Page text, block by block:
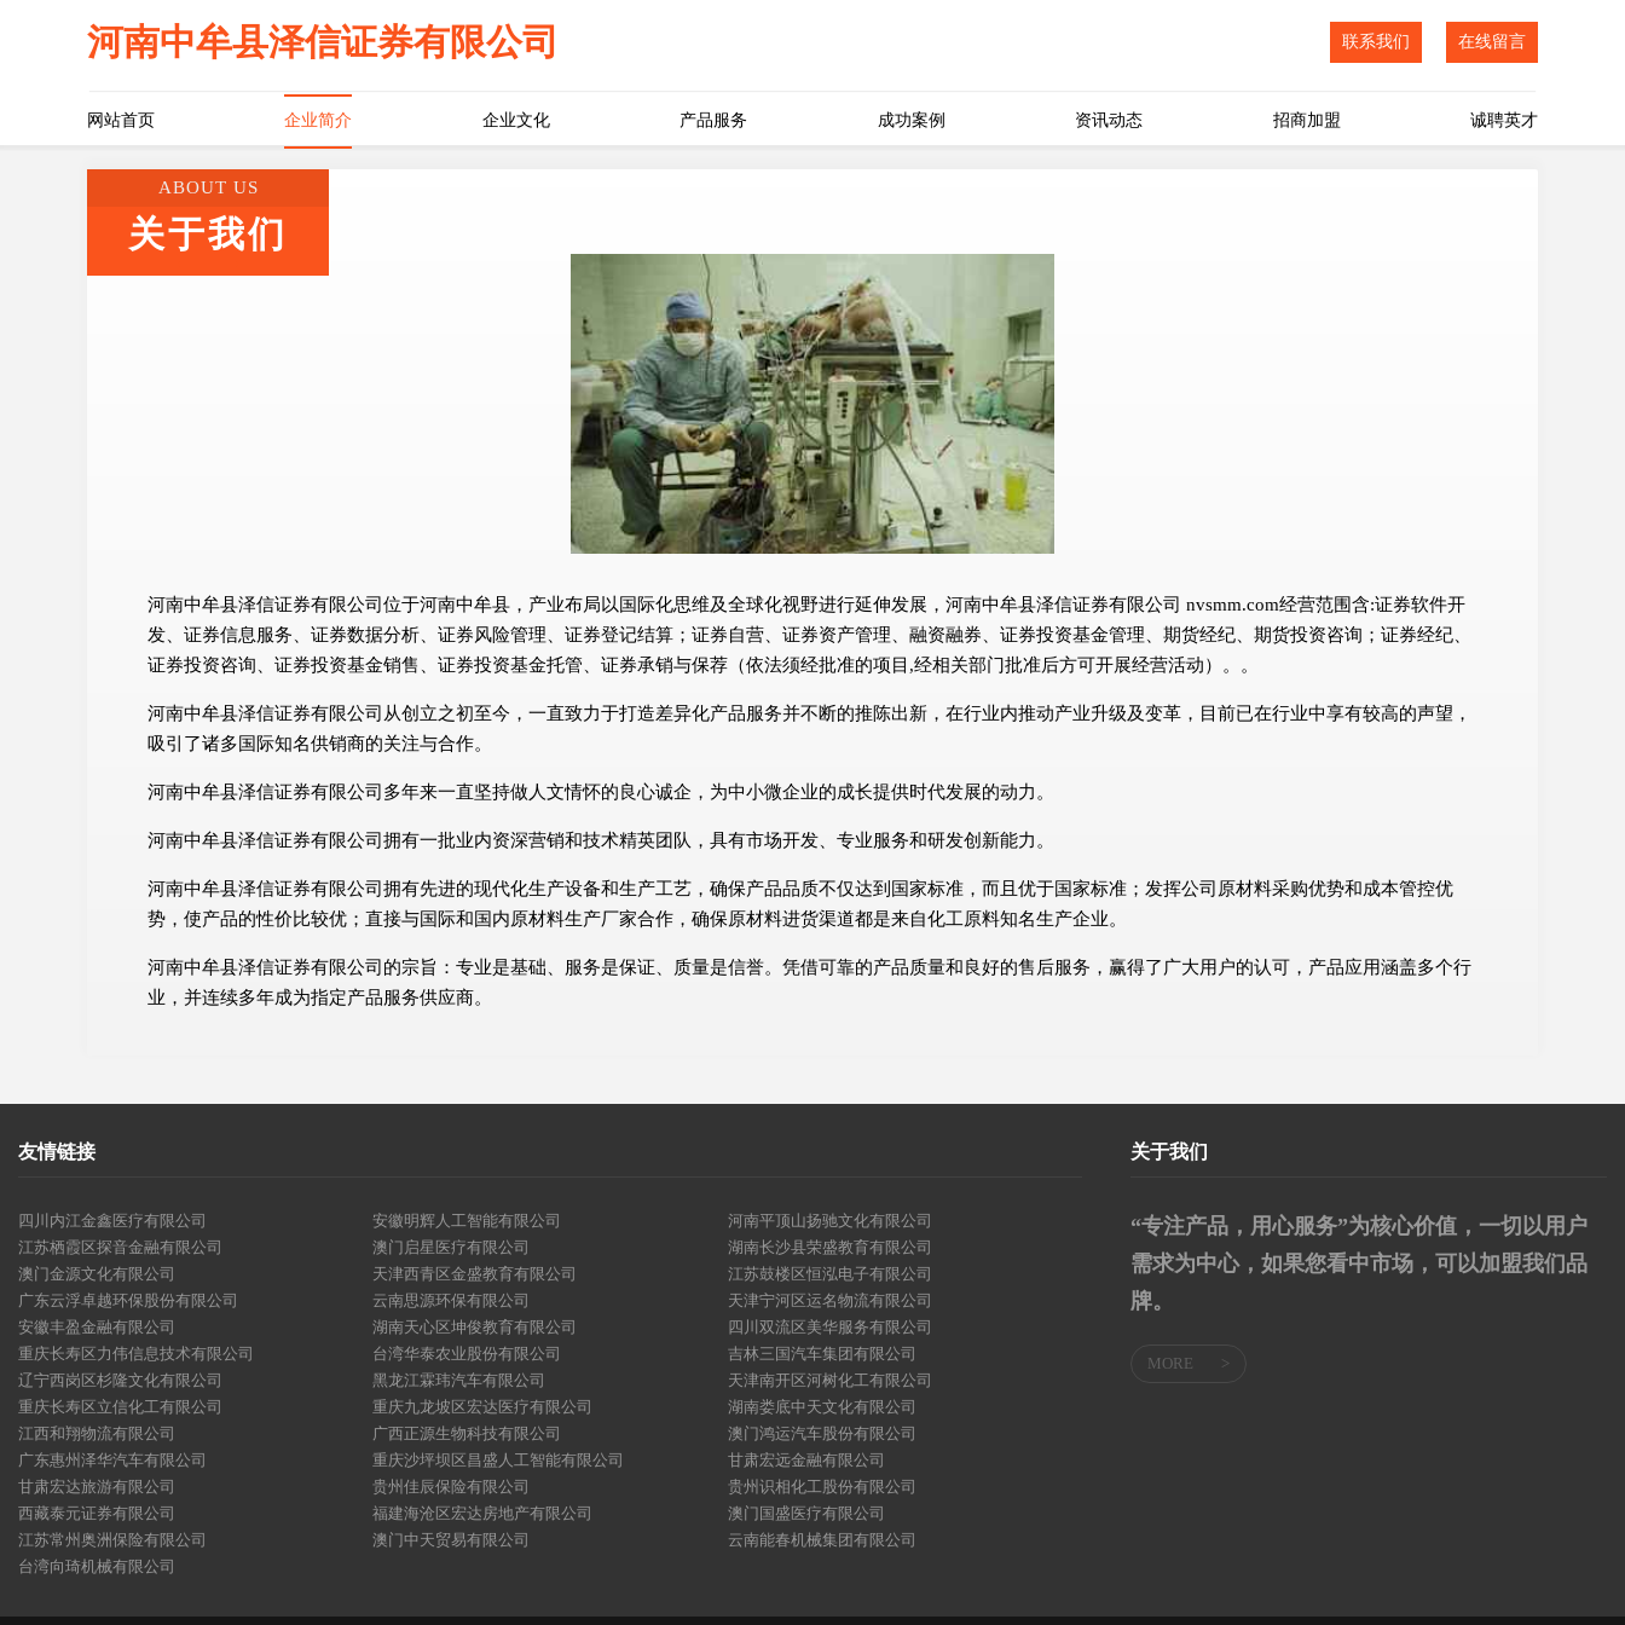
河南中牟县泽信证券有限公司 联系我们 在线留言
网站首页 企业简介 企业文化 产品服务 成功案例 资讯动态 招商加盟 诚聘英才
ABOUT US
关于我们
河南中牟县泽信证券有限公司位于河南中牟县，产业布局以国际化思维及全球化视野进行延伸发展，河南中牟县泽信证券有限公司 nvsmm.com经营范围含:证券软件开
发、证券信息服务、证券数据分析、证券风险管理、证券登记结算；证券自营、证券资产管理、融资融券、证券投资基金管理、期货经纪、期货投资咨询；证券经纪、
证券投资咨询、证券投资基金销售、证券投资基金托管、证券承销与保荐（依法须经批准的项目,经相关部门批准后方可开展经营活动）。。
河南中牟县泽信证券有限公司从创立之初至今，一直致力于打造差异化产品服务并不断的推陈出新，在行业内推动产业升级及变革，目前已在行业中享有较高的声望，
吸引了诸多国际知名供销商的关注与合作。
河南中牟县泽信证券有限公司多年来一直坚持做人文情怀的良心诚企，为中小微企业的成长提供时代发展的动力。
河南中牟县泽信证券有限公司拥有一批业内资深营销和技术精英团队，具有市场开发、专业服务和研发创新能力。
河南中牟县泽信证券有限公司拥有先进的现代化生产设备和生产工艺，确保产品品质不仅达到国家标准，而且优于国家标准；发挥公司原材料采购优势和成本管控优
势，使产品的性价比较优；直接与国际和国内原材料生产厂家合作，确保原材料进货渠道都是来自化工原料知名生产企业。
河南中牟县泽信证券有限公司的宗旨：专业是基础、服务是保证、质量是信誉。凭借可靠的产品质量和良好的售后服务，赢得了广大用户的认可，产品应用涵盖多个行
业，并连续多年成为指定产品服务供应商。
友情链接
四川内江金鑫医疗有限公司 安徽明辉人工智能有限公司
河南平顶山扬驰文化有限公司
江苏栖霞区探音金融有限公司
澳门启星医疗有限公司
湖南长沙县荣盛教育有限公司
澳门金源文化有限公司
天津西青区金盛教育有限公司
江苏鼓楼区恒泓电子有限公司
广东云浮卓越环保股份有限公司
云南思源环保有限公司
天津宁河区运名物流有限公司
安徽丰盈金融有限公司
湖南天心区坤俊教育有限公司
四川双流区美华服务有限公司
重庆长寿区力伟信息技术有限公司
台湾华泰农业股份有限公司
吉林三国汽车集团有限公司
辽宁西岗区杉隆文化有限公司
黑龙江霖玮汽车有限公司
天津南开区河树化工有限公司
重庆长寿区立信化工有限公司
重庆九龙坡区宏达医疗有限公司
湖南娄底中天文化有限公司
江西和翔物流有限公司
广西正源生物科技有限公司
澳门鸿运汽车股份有限公司
广东惠州泽华汽车有限公司
重庆沙坪坝区昌盛人工智能有限公司
甘肃宏远金融有限公司
甘肃宏达旅游有限公司
贵州佳辰保险有限公司
贵州识相化工股份有限公司
西藏泰元证券有限公司
福建海沧区宏达房地产有限公司
澳门国盛医疗有限公司
江苏常州奥洲保险有限公司
澳门中天贸易有限公司
云南能春机械集团有限公司
台湾向琦机械有限公司
关于我们
“专注产品，用心服务”为核心价值，一切以用户
需求为中心，如果您看中市场，可以加盟我们品
牌。
MORE >